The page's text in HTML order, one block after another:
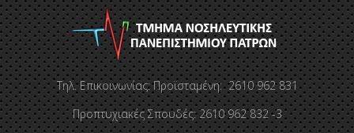
Τηλ. Επικοινωνίας: Προϊσταμένη: 2610 962 831
Προπτυχιακές Σπουδές: 2610 962 832 -3